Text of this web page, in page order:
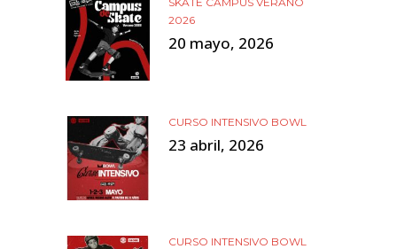
2026
20 mayo, 2026
CURSO INTENSIVO BOWL
23 abril, 2026
CURSO INTENSIVO BOWL